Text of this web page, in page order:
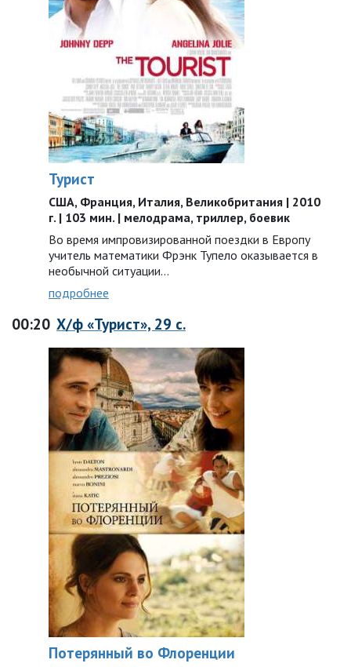
Турист
США, Франция, Италия, Великобритания | 2010
г. | 103 мин. | мелодрама, триллер, боевик
Во время импровизированной поездки в Европу
учитель математики Фрэнк Тупело оказывается в
необычной ситуации…
подробнее
00:20 Х/ф «Турист», 29 с.
Потерянный во Флоренции